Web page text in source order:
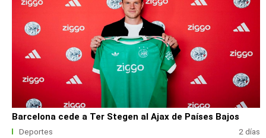
Barcelona cede a Ter Stegen al Ajax de Países Bajos
Deportes 2 días